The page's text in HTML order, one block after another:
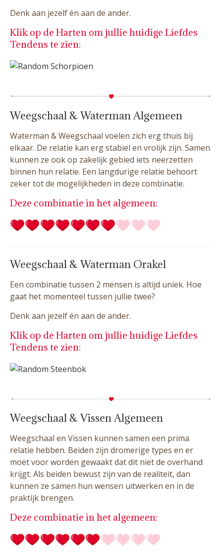
Denk aan jezelf én aan de ander.
Klik op de Harten om jullie huidige Liefdes
Tendens te zien:
Weegschaal & Waterman Algemeen
Waterman & Weegschaal voelen zich erg thuis bij
elkaar. De relatie kan erg stabiel en vrolijk zijn. Samen
kunnen ze ook op zakelijk gebied iets neerzetten
binnen hun relatie. Een langdurige relatie behoort
zeker tot de mogelijkheden in deze combinatie.
Deze combinatie in het algemeen:
Weegschaal & Waterman Orakel
Een combinatie tussen 2 mensen is altijd uniek. Hoe
gaat het momenteel tussen jullie twee?
Denk aan jezelf én aan de ander.
Klik op de Harten om jullie huidige Liefdes
Tendens te zien:
Weegschaal & Vissen Algemeen
Weegschaal en Vissen kunnen samen een prima
relatie hebben. Beiden zijn dromerige types en er
moet voor worden gewaakt dat dit niet de overhand
krijgt. Als beiden bewust zijn van de realiteit, dan
kunnen ze samen hun wensen uitwerken en in de
praktijk brengen.
Deze combinatie in het algemeen: